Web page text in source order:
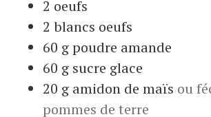
2 oeufs
2 blancs oeufs
60 gpoudre amande
60 g sucre glace
20 g amidon de maïs ou
pommes de terre